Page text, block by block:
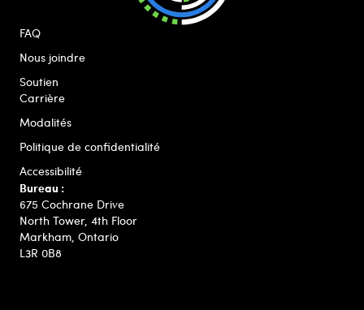
FAQ
Nous joindre
Soutien
Carrière
Modalités
Politique de confidentialité
Accessibilité
Bureau :
675 Cochrane Drive
North Tower, 4th Floor
Markham, Ontario
L3R 0B8